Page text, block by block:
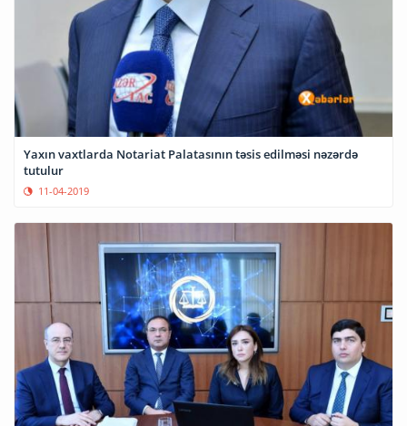
Yaxın vaxtlarda Notariat Palatasının təsis edilməsi nəzərdə
tutulur
11-04-2019